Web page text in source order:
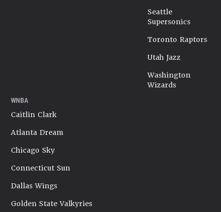
Seattle
Supersonics
Toronto Raptors
Utah Jazz
Washington
Wizards
WNBA
Caitlin Clark
Atlanta Dream
Chicago Sky
Connecticut Sun
Dallas Wings
Golden State Valkyries